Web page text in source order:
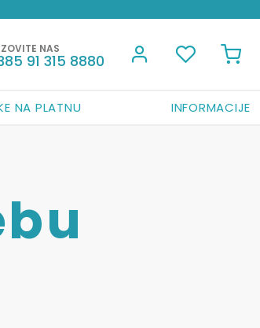
NA PLATNU INFORMACIJE
NAS
91 315 8880